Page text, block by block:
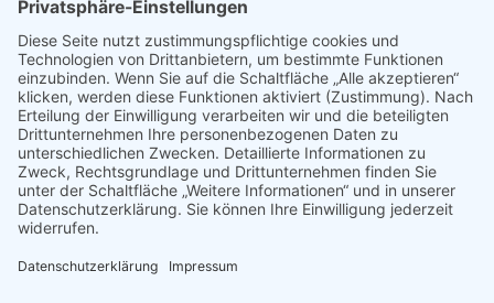
Spielberichte von Fussball.de
Standort
Am Hauberg 5
78354 Sipplingen
Deutschland
Sonstiges
Datenschutz
Kontakt